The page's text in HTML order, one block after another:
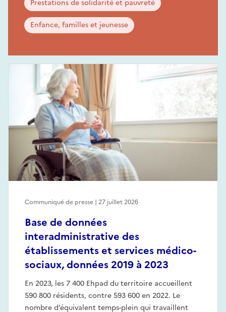
Prestations de solidarité et pauvreté
Enfance, familles et jeunesse
Base de données
interadministrative des
établissements et services médico-
sociaux, données 2019 à 2023
En 2023, les 7 400 Ehpad du territoire accueillent
590 800 résidents, contre 593 600 en 2022. Le
nombre d’équivalent temps-plein qui travaillent
Communiqué de presse | 27 juillet 2026